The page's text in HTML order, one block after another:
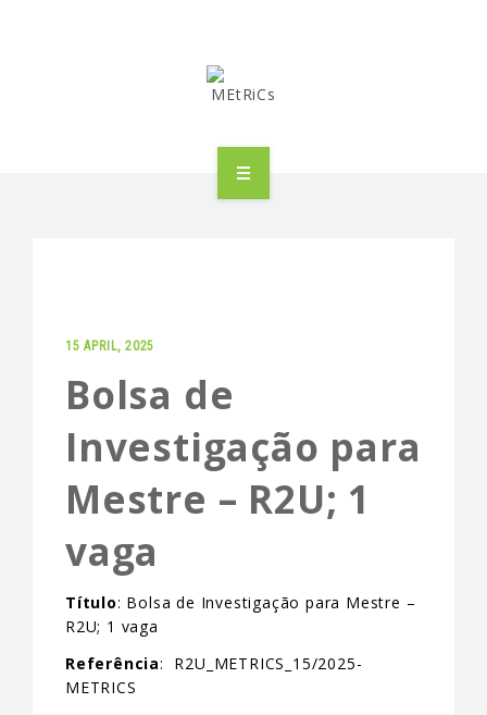
INDUSTRIAL PARTNERSHIP
ADVANCED TRAINING
EVENTS & NEWS
15 APRIL, 2025
Bolsa de
Investigação para
Mestre – R2U; 1
vaga
Título: Bolsa de Investigação para Mestre –
R2U; 1 vaga
Referência: R2U_METRICS_15/2025-
METRICS